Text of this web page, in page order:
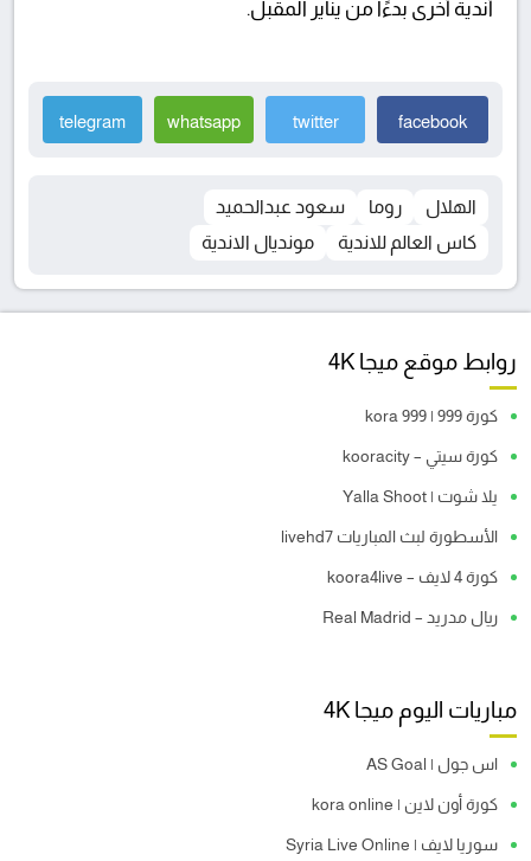
أندية أخرى بدءًا من يناير المقبل.
facebook
twitter
whatsapp
telegram
الهلال روما
سعود عبدالحميد
كاس العالم للاندية
مونديال الاندية
روابط موقع ميجا 4K
كورة 999 | kora 999
كورة سيتي – kooracity
يلا شوت | Yalla Shoot
الأسطورة لبث المباريات livehd7
كورة 4 لايف – koora4live
ريال مدريد – Real Madrid
مباريات اليوم ميجا 4K
اس جول | AS Goal
كورة أون لاين | kora online
سوريا لايف | Syria Live Online